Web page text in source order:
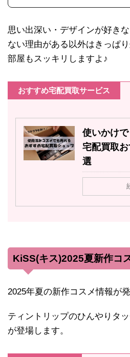
思い出深い・デザインが好き
ない理由がある以外はきっぱ
部屋もスッキリしますよ♪
おすすめ宅配買取サービス
使いかけ
宅配買取
選
KiSS(キス)2025夏新作コ
2025年夏の新作コスメ情報が
ティントリップのひんやりタ
が登場します。